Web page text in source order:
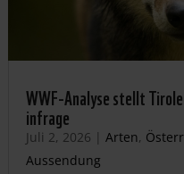
WWF-Analyse stellt
infrage
Juli 2, 2026 | Arten,
Aussendung